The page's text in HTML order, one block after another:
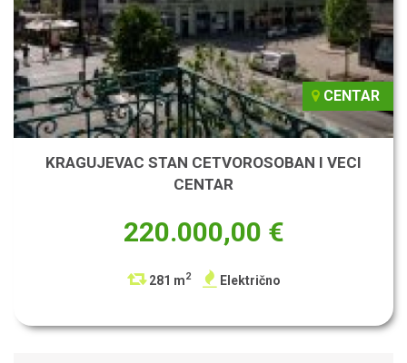
CENTAR
KRAGUJEVAC STAN CETVOROSOBAN I VECI
CENTAR
220.000,00 €
281 m2 Električno